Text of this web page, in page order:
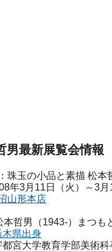
男最新展覧会情報
珠玉の小品と素描 松本
年3月11日（火）～3月
山形本店
本哲男（1943-）まつも
木県出身
都宮大学教育学部美術科